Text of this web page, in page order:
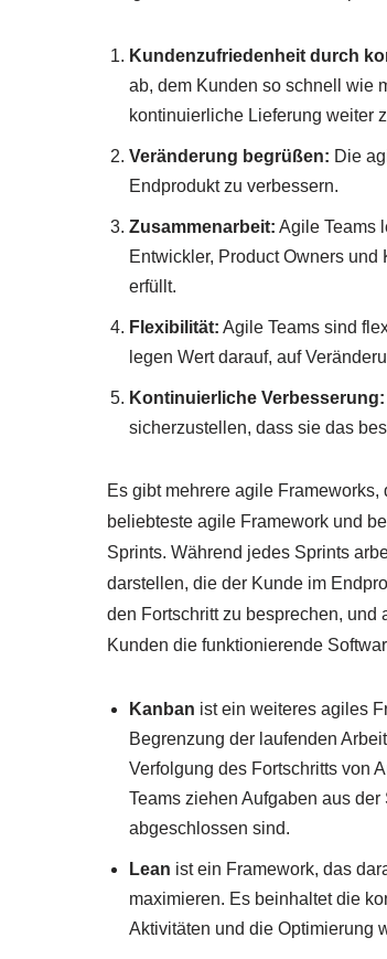
Kundenzufriedenheit durch
ab, dem Kunden so schnell wie
kontinuierliche Lieferung weiter
Veränderung begrüßen: Die
Endprodukt zu verbessern.
Zusammenarbeit: Agile Teams
Entwickler, Product Owners
erfüllt.
Flexibilität: Agile Teams sind
legen Wert darauf, auf
Kontinuierliche Verbesserung:
sicherzustellen, dass sie das
Es gibt mehrere agile
beliebteste agile Framework und
Sprints. Während jedes Sprints
darstellen, die der Kunde im
den Fortschritt zu besprechen,
Kunden die funktionierende
Kanban ist ein weiteres agiles
Begrenzung der laufenden
Verfolgung des Fortschritts von
Teams ziehen Aufgaben aus
abgeschlossen sind.
Lean ist ein Framework, das
maximieren. Es beinhaltet die
Aktivitäten und die Optimierung